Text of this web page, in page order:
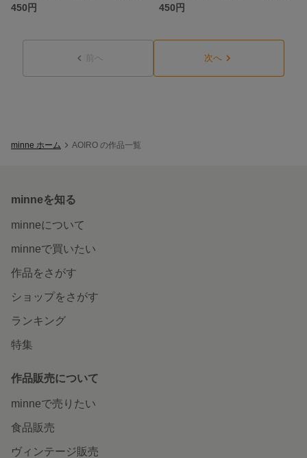
450円
450円
前へ 次へ
minne ホーム AOIRO の作品一覧
minneを知る
minneについて
minneで買いたい
作品をさがす
ショップをさがす
ランキング
特集
作品販売について
minneで売りたい
食品販売
ヴィンテージ販売